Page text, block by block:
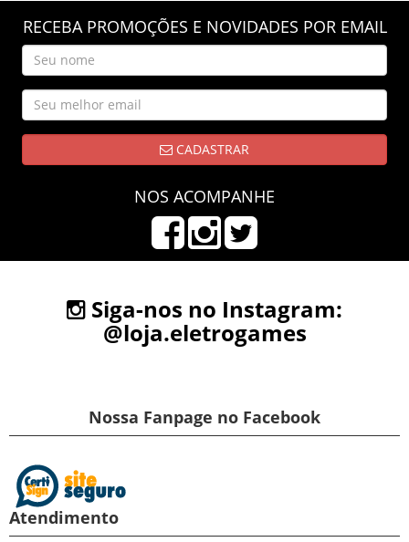
RECEBA PROMOÇÕES E NOVIDADES POR EMAIL
CADASTRAR
NOS ACOMPANHE
Siga-nos no Instagram:
@loja.eletrogames
Nossa Fanpage no Facebook
Atendimento